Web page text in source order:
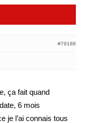
#79188
ça fait quand
6 mois
je l’ai connais tous